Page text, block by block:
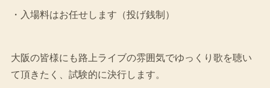
・入場料はお任せします（投げ銭制）
大阪の皆様にも路上ライブの雰囲気でゆっくり歌を聴い
て頂きたく、試験的に決行します。